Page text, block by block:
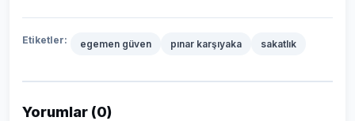
Etiketler: egemen güven pınar karşıyaka sakatlık
Yorumlar (0)